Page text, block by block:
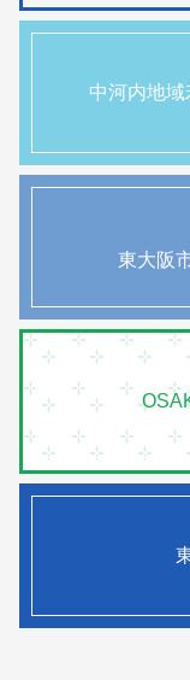
中河内地
東大阪